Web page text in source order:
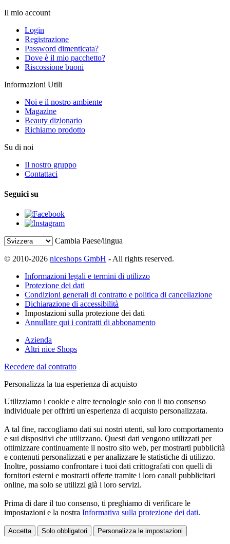
Il mio account
Login
Registrazione
Password dimenticata?
Dove è il mio pacchetto?
Riscossione buoni
Informazioni Utili
Noi e il nostro ambiente
Magazine
Beauty dizionario
Richiamo prodotto
Su di noi
Il nostro gruppo
Contattaci
Seguici su
Cambia Paese/lingua
© 2010-2026 niceshops GmbH - All rights reserved.
Informazioni legali e termini di utilizzo
Protezione dei dati
Condizioni generali di contratto e politica di cancellazione
Dichiarazione di accessibilità
Impostazioni sulla protezione dei dati
Annullare qui i contratti di abbonamento
Azienda
Altri nice Shops
Recedere dal contratto
Personalizza la tua esperienza di acquisto
Utilizziamo i cookie e altre tecnologie solo con il tuo consenso
individuale per offrirti un'esperienza di acquisto personalizzata.
A tal fine, raccogliamo dati sui nostri utenti, sul loro comportamento
e sui dispositivi che utilizzano. Questi dati vengono utilizzati per
ottimizzare continuamente il nostro sito web, per mostrarti pubblicità
e contenuti personalizzati e per analizzare le statistiche di utilizzo.
Inoltre, possiamo confrontare i tuoi dati crittografati con quelli di
fornitori esterni e mostrarti offerte tramite i loro canali pubblicitari
online, ma solo se utilizzi già i loro servizi.
Prima di dare il tuo consenso, ti preghiamo di verificare le
impostazioni e la nostra Informativa sulla protezione dei dati.
Accetta Solo obbligatori Personalizza le impostazioni